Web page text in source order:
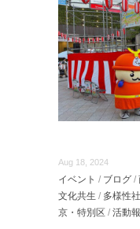
Aug 18, 2024
イベント / ブログ /
文化共生 / 多様性
京・特別区 / 活動